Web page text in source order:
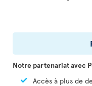
Notre partenariat avec
Accès à plus de